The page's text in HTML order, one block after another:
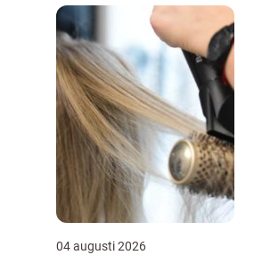
04 augusti 2026